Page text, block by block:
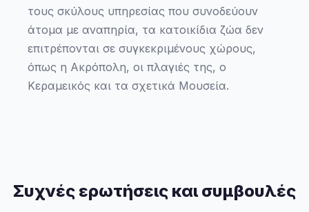
τους σκύλους υπηρεσίας που συνοδεύουν
άτομα με αναπηρία, τα κατοικίδια ζώα δεν
επιτρέπονται σε συγκεκριμένους χώρους,
όπως η Ακρόπολη, οι πλαγιές της, ο
Κεραμεικός και τα σχετικά Μουσεία.
Συχνές ερωτήσεις και συμβουλές